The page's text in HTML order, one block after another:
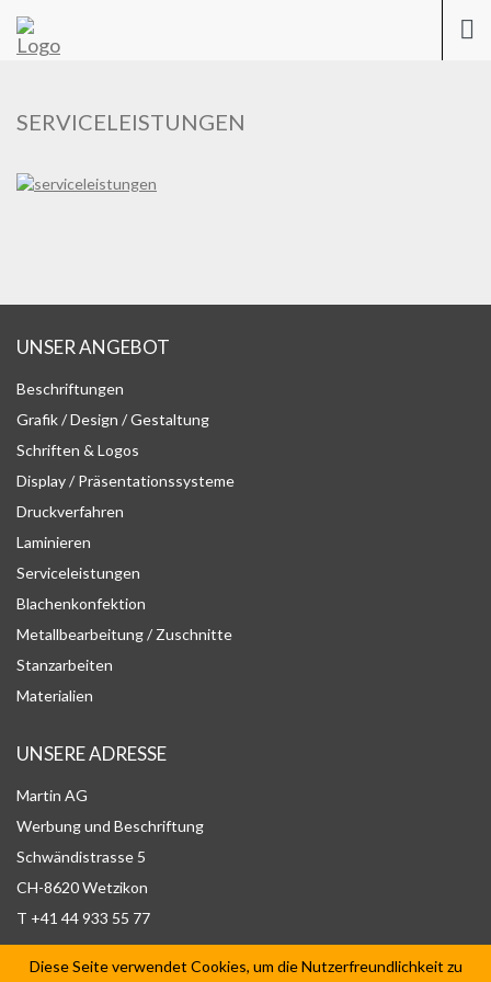
SERVICELEISTUNGEN
UNSER ANGEBOT
Beschriftungen
Grafik / Design / Gestaltung
Schriften & Logos
Display / Präsentationssysteme
Druckverfahren
Laminieren
Serviceleistungen
Blachenkonfektion
Metallbearbeitung / Zuschnitte
Stanzarbeiten
Materialien
UNSERE ADRESSE
Martin AG
Werbung und Beschriftung
Schwändistrasse 5
CH-8620 Wetzikon
T +41 44 933 55 77
Diese Seite verwendet Cookies, um die Nutzerfreundlichkeit zu